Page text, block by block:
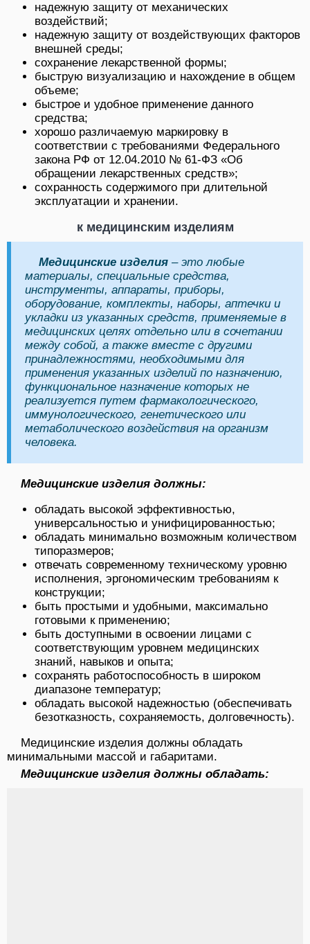
надежную защиту от механических
воздействий;
надежную защиту от воздействующих факторов
внешней среды;
сохранение лекарственной формы;
быструю визуализацию и нахождение в общем
объеме;
быстрое и удобное применение данного
средства;
хорошо различаемую маркировку в
соответствии с требованиями Федерального
закона РФ от 12.04.2010 № 61-ФЗ «Об
обращении лекарственных средств»;
сохранность содержимого при длительной
эксплуатации и хранении.
к медицинским изделиям
Медицинские изделия – это любые
материалы, специальные средства,
инструменты, аппараты, приборы,
оборудование, комплекты, наборы, аптечки и
укладки из указанных средств, применяемые в
медицинских целях отдельно или в сочетании
между собой, а также вместе с другими
принадлежностями, необходимыми для
применения указанных изделий по назначению,
функциональное назначение которых не
реализуется путем фармакологического,
иммунологического, генетического или
метаболического воздействия на организм
человека.
Медицинские изделия должны:
обладать высокой эффективностью,
универсальностью и унифицированностью;
обладать минимально возможным количеством
типоразмеров;
отвечать современному техническому уровню
исполнения, эргономическим требованиям к
конструкции;
быть простыми и удобными, максимально
готовыми к применению;
быть доступными в освоении лицами с
соответствующим уровнем медицинских
знаний, навыков и опыта;
сохранять работоспособность в широком
диапазоне температур;
обладать высокой надежностью (обеспечивать
безотказность, сохраняемость, долговечность).
Медицинские изделия должны обладать
минимальными массой и габаритами.
Медицинские изделия должны обладать: